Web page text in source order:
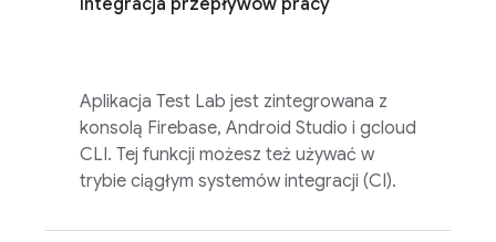
Integracja przepływów pracy
Aplikacja Test Lab jest zintegrowana z
konsolą Firebase, Android Studio i gcloud
CLI. Tej funkcji możesz też używać w
trybie ciągłym systemów integracji (CI).